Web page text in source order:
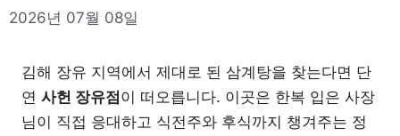
2026년 07월 08일
김해 장유 지역에서 제대로 된 삼계탕을 찾는다면 단
연 사헌 장유점이 떠오릅니다. 이곳은 한복 입은 사장
님이 직접 응대하고 식전주와 후식까지 챙겨주는 정